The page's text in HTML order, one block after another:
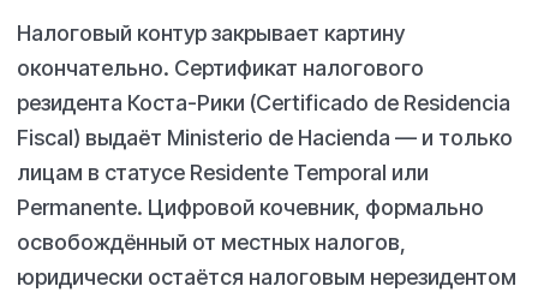
Налоговый контур закрывает картину
окончательно. Сертификат налогового
резидента Коста-Рики (Certificado de Residencia
Fiscal) выдаёт Ministerio de Hacienda — и только
лицам в статусе Residente Temporal или
Permanente. Цифровой кочевник, формально
освобождённый от местных налогов,
юридически остаётся налоговым нерезидентом